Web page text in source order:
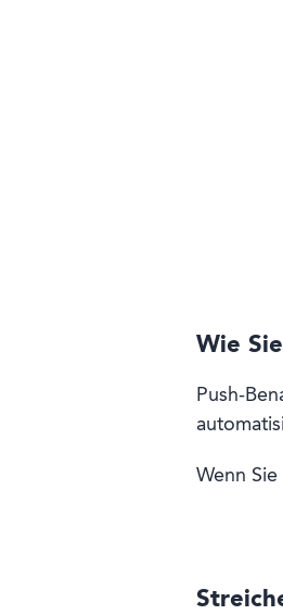
Wie
Push-
Wenn